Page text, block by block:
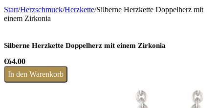
Start/Herzschmuck/Herzkette/Silberne Herzkette Doppelherz mit
einem Zirkonia
Silberne Herzkette Doppelherz mit einem Zirkonia
€64.00
In den Warenkorb